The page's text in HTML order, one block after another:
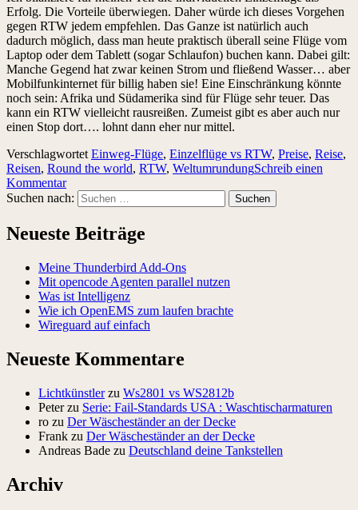
Erfolg. Die Vorteile überwiegen. Daher würde ich dieses Vorgehen
gegen RTW jedem empfehlen. Das Ganze ist natürlich auch
dadurch möglich, dass man heute praktisch überall seine Flüge vom
Laptop oder dem Tablett (sogar Schlaufon) buchen kann. Dabei gilt:
Manche Gegend hat zwar keinen Strom und fließend Wasser… aber
Mobilfunkinternet für billig haben sie! Eine Einschränkung könnte
noch sein: Afrika und Südamerika sind für Flüge sehr teuer. Das
kann ein RTW vielleicht rausreißen. Zumeist gibt es aber auch nur
einen Stop dort…. lohnt dann eher nur mittel.
Verschlagwortet Einweg-Flüge, Einzelflüge vs RTW, Preise, Reise,
Reisen, Round the world, RTW, WeltumrundungSchreib einen
Kommentar
Suchen nach:
Neueste Beiträge
Meine Thunderbird Add-Ons
Mit opencode Agenten parallel nutzen
Was ist Intelligenz
Wie ich OpenEMS zum laufen brachte
Wireguard auf einfach
Neueste Kommentare
Lichtkünstlerzu Ws2801 vs WS2812b
Peterzu Serie: Fail-Standards USA : Waschtischarmaturen
ro zu Der Wäscheständer an der Decke
Frank zu Der Wäscheständer an der Decke
Andreas Bade zu Deutschland deine Tankstellen
Archiv